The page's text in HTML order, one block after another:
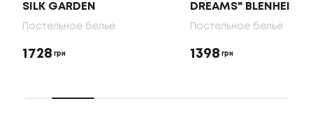
SILK GARDEN
Постельное белье
1728 грн
DREAMS" BLENHEIM
Постельное белье
1398 грн